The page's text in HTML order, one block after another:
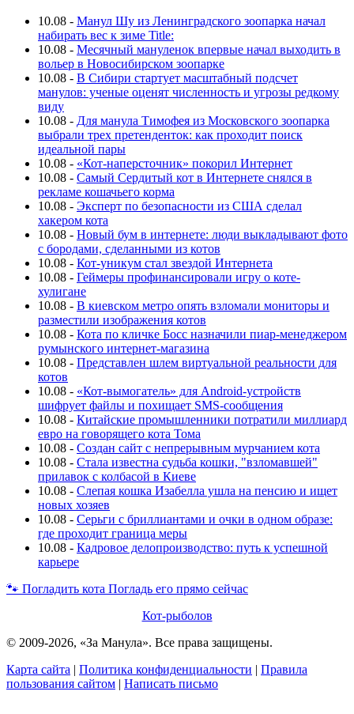
10.08 - Манул Шу из Ленинградского зоопарка начал
набирать вес к зиме Title:
10.08 - Месячный мануленок впервые начал выходить в
вольер в Новосибирском зоопарке
10.08 - В Сибири стартует масштабный подсчет
манулов: ученые оценят численность и угрозы редкому
виду
10.08 - Для манула Тимофея из Московского зоопарка
выбрали трех претенденток: как проходит поиск
идеальной пары
10.08 - «Кот-наперсточник» покорил Интернет
10.08 - Самый Сердитый кот в Интернете снялся в
рекламе кошачьего корма
10.08 - Эксперт по безопасности из США сделал
хакером кота
10.08 - Новый бум в интернете: люди выкладывают фото
с бородами, сделанными из котов
10.08 - Кот-уникум стал звездой Интернета
10.08 - Геймеры профинансировали игру о коте-
хулигане
10.08 - В киевском метро опять взломали мониторы и
разместили изображения котов
10.08 - Кота по кличке Босс назначили пиар-менеджером
румынского интернет-магазина
10.08 - Представлен шлем виртуальной реальности для
котов
10.08 - «Кот-вымогатель» для Android-устройств
шифрует файлы и похищает SMS-сообщения
10.08 - Китайские промышленники потратили миллиард
евро на говорящего кота Тома
10.08 - Создан сайт с непрерывным мурчанием кота
10.08 - Стала известна судьба кошки, "взломавшей"
прилавок с колбасой в Киеве
10.08 - Слепая кошка Изабелла ушла на пенсию и ищет
новых хозяев
10.08 - Серьги с бриллиантами и очки в одном образе:
где проходит граница меры
10.08 - Кадровое делопроизводство: путь к успешной
карьере
🐾 Погладить кота Погладь его прямо сейчас
Кот-рыболов
© 2009-2026, «За Манула». Все права защищены.
Карта сайта | Политика конфиденциальности | Правила
пользования сайтом | Написать письмо